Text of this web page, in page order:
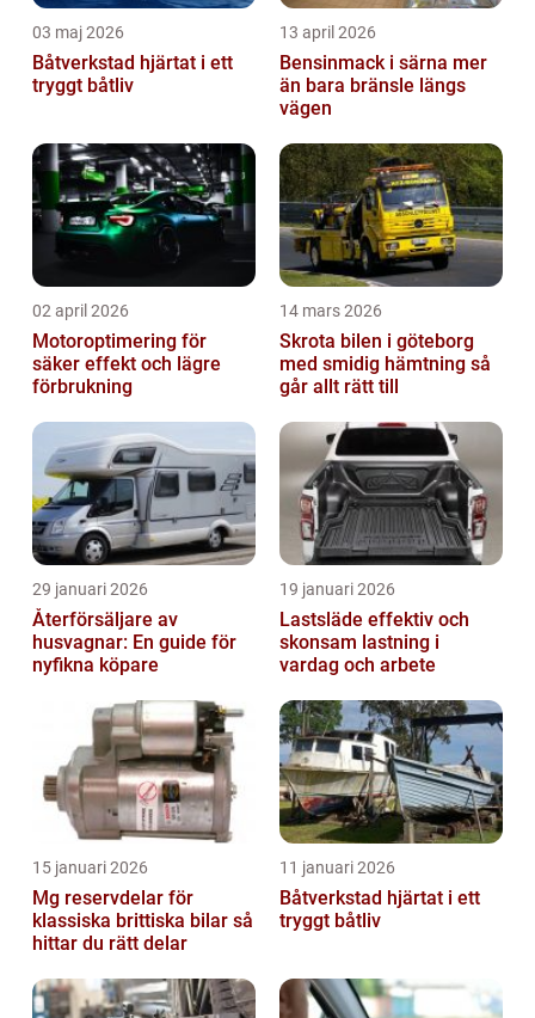
03 maj 2026
Båtverkstad hjärtat i ett
tryggt båtliv
13 april 2026
Bensinmack i särna mer
än bara bränsle längs
vägen
02 april 2026
Motoroptimering för
säker effekt och lägre
förbrukning
14 mars 2026
Skrota bilen i göteborg
med smidig hämtning så
går allt rätt till
29 januari 2026
Återförsäljare av
husvagnar: En guide för
nyfikna köpare
19 januari 2026
Lastsläde effektiv och
skonsam lastning i
vardag och arbete
15 januari 2026
Mg reservdelar för
klassiska brittiska bilar så
hittar du rätt delar
11 januari 2026
Båtverkstad hjärtat i ett
tryggt båtliv